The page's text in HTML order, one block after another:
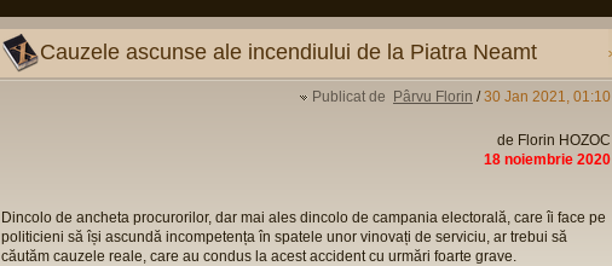
Cauzele ascunse ale incendiului de la Piatra Neamt
Publicat de Pârvu Florin /30 Jan 2021, 01:10
de Florin HOZOC
18 noiembrie 2020
Dincolo de ancheta procurorilor, dar mai ales dincolo de campania electorală, care îi face pe
politicieni să își ascundă incompetența în spatele unor vinovați de serviciu, ar trebui să
căutăm cauzele reale, care au condus la acest accident cu urmări foarte grave.